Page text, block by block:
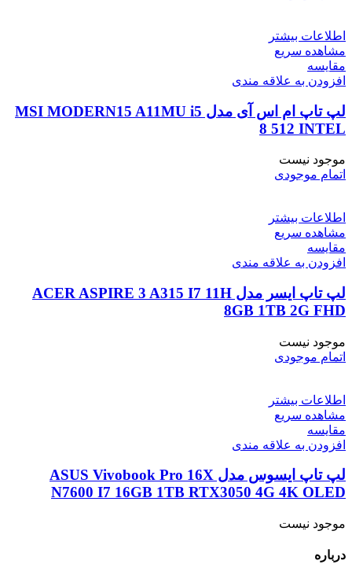
اطلاعات بیشتر
مشاهده سریع
مقایسه
افزودن به علاقه مندی
لپ تاپ ام اس آی مدل MSI MODERN15 A11MU i5
8 512 INTEL
موجود نیست
اتمام موجودی
اطلاعات بیشتر
مشاهده سریع
مقایسه
افزودن به علاقه مندی
لپ تاپ ایسر مدل ACER ASPIRE 3 A315 I7 11H
8GB 1TB 2G FHD
موجود نیست
اتمام موجودی
اطلاعات بیشتر
مشاهده سریع
مقایسه
افزودن به علاقه مندی
لپ تاپ ایسوس مدل ASUS Vivobook Pro 16X
N7600 I7 16GB 1TB RTX3050 4G 4K OLED
موجود نیست
درباره